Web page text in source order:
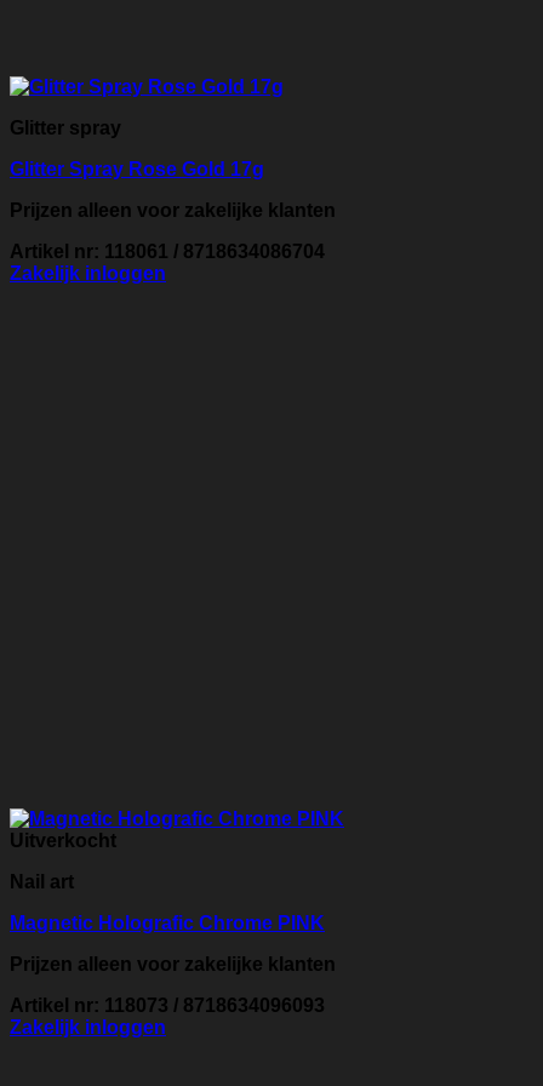
Glitter spray
Glitter Spray Rose Gold 17g
Prijzen alleen voor zakelijke klanten
Artikel nr: 118061 / 8718634086704
Zakelijk inloggen
Uitverkocht
Nail art
Magnetic Holografic Chrome PINK
Prijzen alleen voor zakelijke klanten
Artikel nr: 118073 / 8718634096093
Zakelijk inloggen